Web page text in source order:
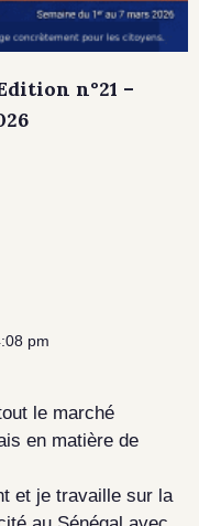
n°21 –
pm
le marché
en matière de
et je travaille sur la